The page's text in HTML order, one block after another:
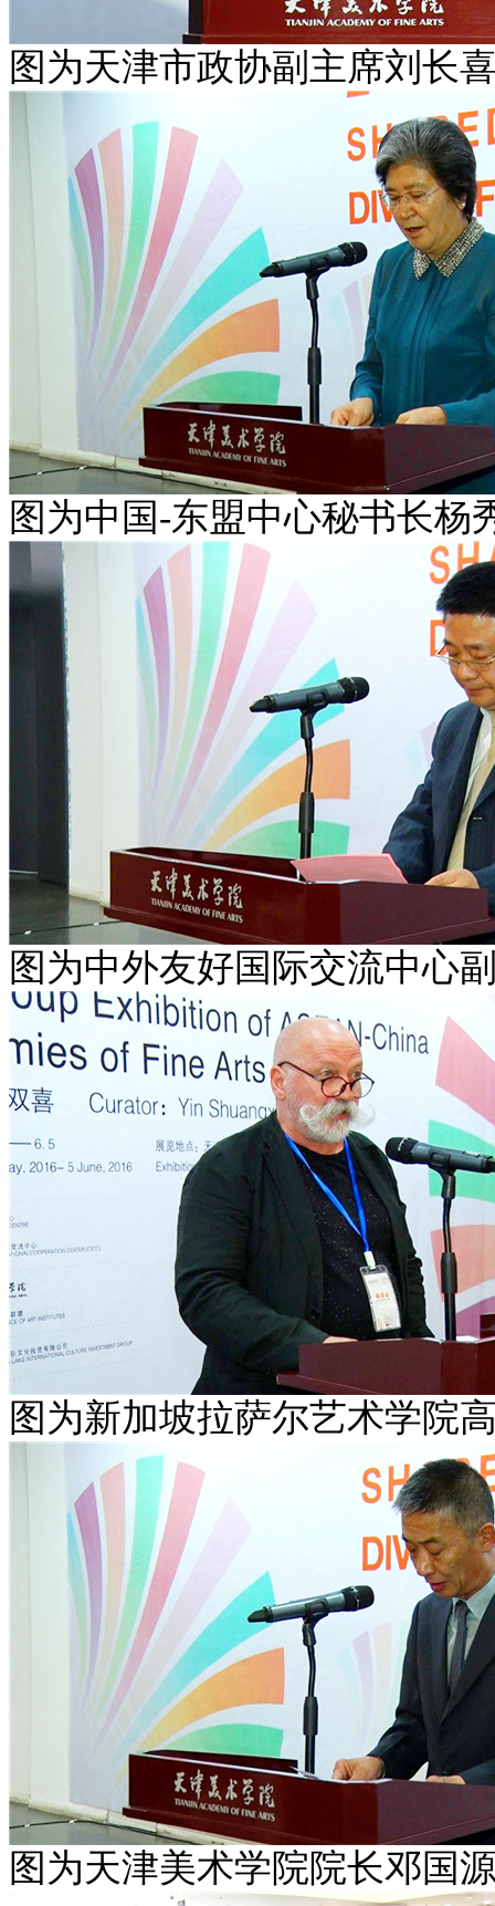
图为天津市政协副主席刘长
图为中国-东盟中心秘书长杨
图为中外友好国际交流中心
图为新加坡拉萨尔艺术学院
图为天津美术学院院长邓国